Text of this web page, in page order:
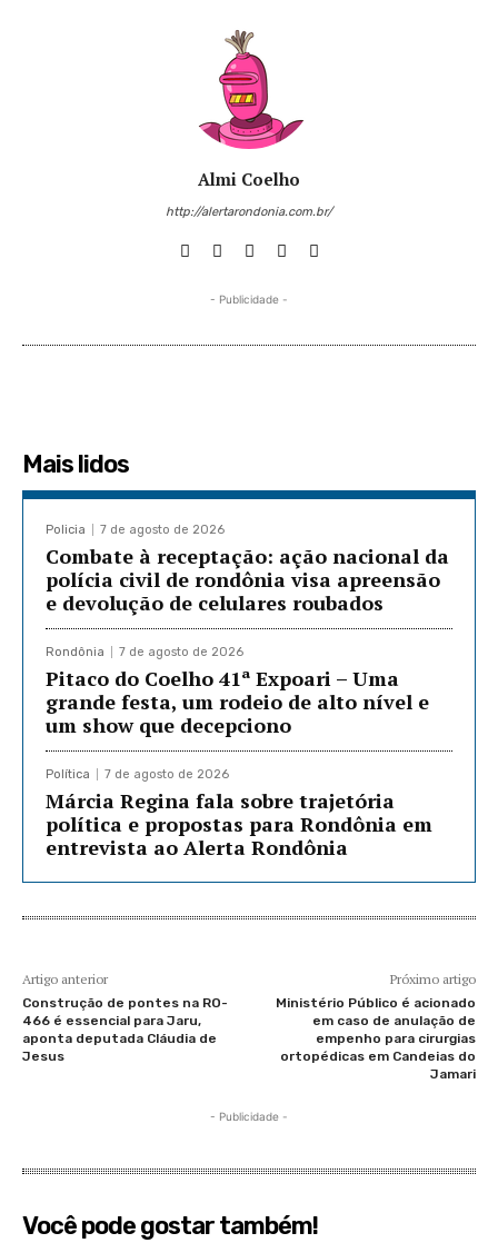
Almi Coelho
http://alertarondonia.com.br/
- Publicidade -
Mais lidos
Policia 7 de agosto de 2026
Combate à receptação: ação nacional da
polícia civil de rondônia visa apreensão
e devolução de celulares roubados
Rondônia 7 de agosto de 2026
Pitaco do Coelho 41ª Expoari – Uma
grande festa, um rodeio de alto nível e
um show que decepciono
Política 7 de agosto de 2026
Márcia Regina fala sobre trajetória
política e propostas para Rondônia em
entrevista ao Alerta Rondônia
Artigo anterior
Construção de pontes na RO-
466 é essencial para Jaru,
aponta deputada Cláudia de
Jesus
Próximo artigo
Ministério Público é acionado
em caso de anulação de
empenho para cirurgias
ortopédicas em Candeias do
Jamari
- Publicidade -
Você pode gostar também!